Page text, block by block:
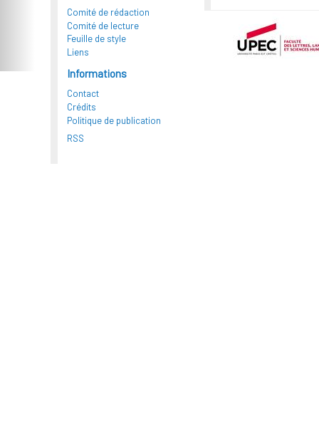
Comité de rédaction
Comité de lecture
Feuille de style
Liens
Informations
Contact
Crédits
Politique de publication
RSS